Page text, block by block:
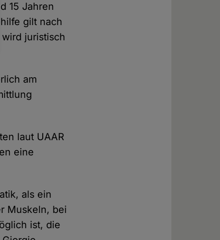
15 Jahren
gilt nach
juristisch
am
laut UAAR
eine
als ein
Muskeln, bei
ist, die